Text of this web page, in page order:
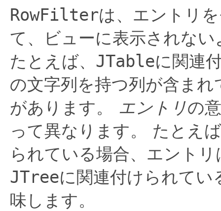
RowFilterは、エントリ
て、ビューに表示されな
たとえば、 JTableに関連
の文字列を持つ列が含ま
があります。
エントリの
って異なります。
たとえ
られている場合、エント
JTreeに関連付けられて
味します。